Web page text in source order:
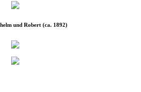
und Robert (ca. 1892)